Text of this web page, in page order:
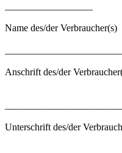
Name des/der Verbraucher(s)
Anschrift des/der
Unterschrift des/der